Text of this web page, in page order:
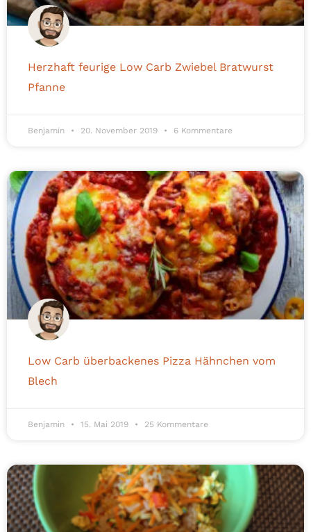
Herzhaft feurige Low Carb Zwiebel Bratwurst
Pfanne
Benjamin 20. November 2019 6 Kommentare
Low Carb überbackenes Pizza Hähnchen vom
Blech
Benjamin 15. Mai 2019 25 Kommentare